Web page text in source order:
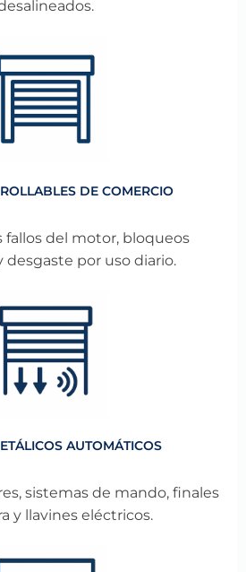
DE COMERCIO
fallos del motor, bloqueos
desgaste por uso diario.
AUTOMÁTICOS
sistemas de mando, finales
y llavines eléctricos.